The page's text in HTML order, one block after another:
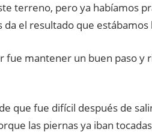
terreno, pero ya habíamos
el resultado que estábamos
fue mantener un buen paso y
que fue difícil después de
las piernas ya iban